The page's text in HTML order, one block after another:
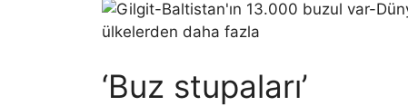
‘Buz stupaları’